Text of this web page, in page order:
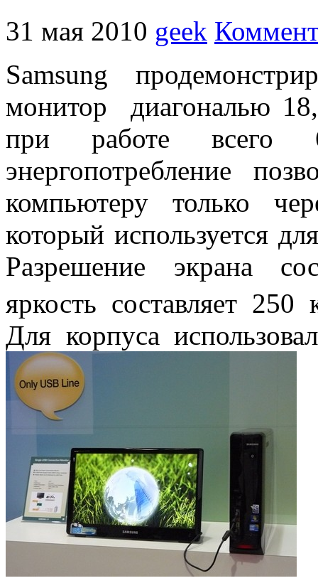
31 мая 2010 geek
Samsung
монитор диагональю
при работе всего
энергопотребление
компьютеру только
который используется
Разрешение экрана
яркость составляет 250
Для корпуса